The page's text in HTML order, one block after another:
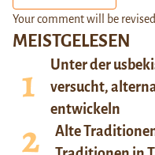
MEISTGELESEN
Unter der
versucht,
entwickeln
Alte
Your comment will be